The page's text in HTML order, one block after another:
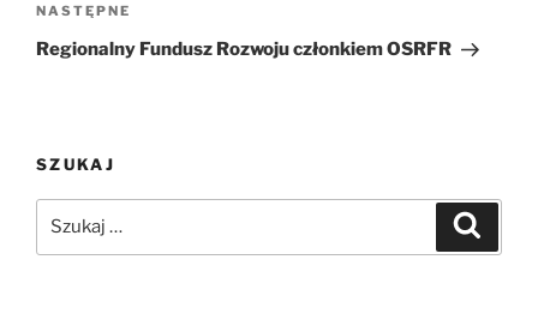
Następny
wpis
NASTĘPNE
Regionalny Fundusz Rozwoju członkiem OSRFR
SZUKAJ